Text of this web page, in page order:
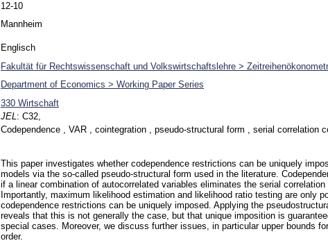
12-10
Mannheim
Englisch
Fakultät für Rechtswissenschaft und Volkswirtschaftslehre >
Department of Economics > Working Paper Series
330 Wirtschaft
JEL: C32,
Codependence , VAR , cointegration , pseudo-structural form , serial correlation
This paper investigates whether codependence restrictions can be uniquely
models via the so-called pseudo-structural form used in the literature.
if a linear combination of autocorrelated variables eliminates the serial correlation
Importantly, maximum likelihood estimation and likelihood ratio testing are only
codependence restrictions can be uniquely imposed. Applying the
reveals that this is not generally the case, but that unique imposition is
special cases. Moreover, we discuss further issues, in particular upper bounds
order.